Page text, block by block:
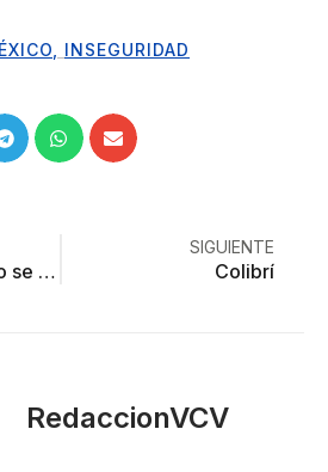
INSEGURIDAD
La justicia cuando se hace realidad repudia el egoísmo, el abuso y la violencia: Arnulfo Gómez
SIGUIENTE
Colibrí
RedaccionVCV